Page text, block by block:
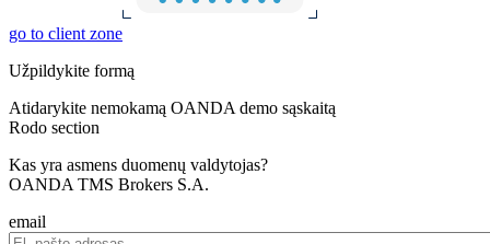
go to client zone
Užpildykite formą
Atidarykite nemokamą OANDA demo sąskaitą
Rodo section
Kas yra asmens duomenų valdytojas?
OANDA TMS Brokers S.A.
email